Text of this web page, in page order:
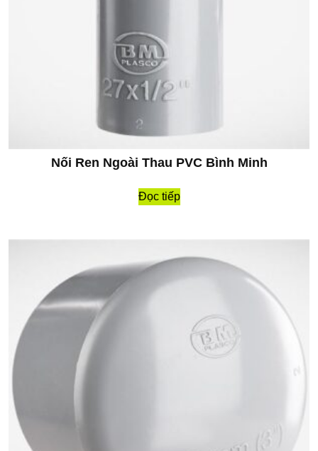
Nối Ren Ngoài Thau PVC Bình Minh
Đọc tiếp